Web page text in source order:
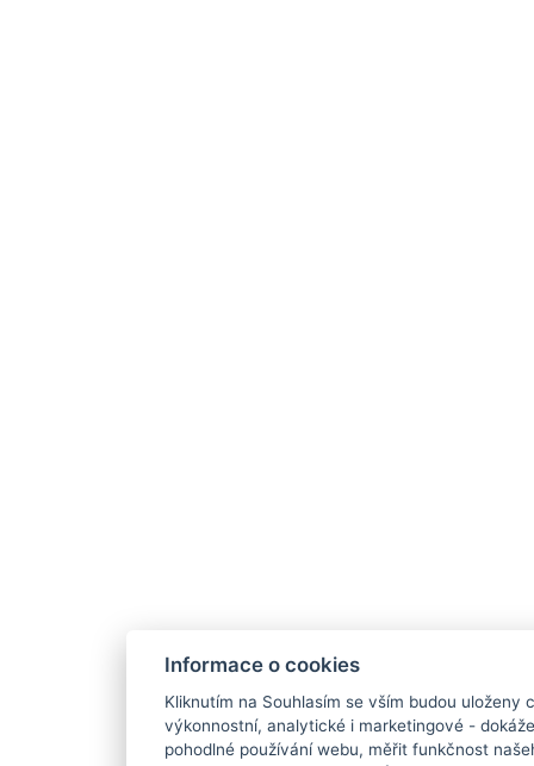
Informace o cookies
Kliknutím na Souhlasím se vším budou uloženy
výkonnostní, analytické i marketingové -
pohodlné používání webu, měřit funkčnost